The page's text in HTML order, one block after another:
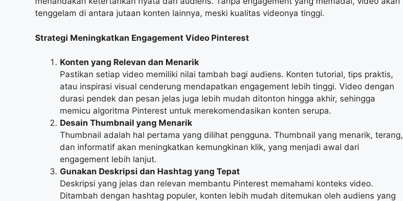
tenggelam di antara jutaan konten lainnya, meski kualitas videonya tinggi.
Strategi Meningkatkan Engagement Video Pinterest
Konten yang Relevan dan Menarik
Pastikan setiap video memiliki nilai tambah bagi audiens. Konten tutorial, tips praktis,
atau inspirasi visual cenderung mendapatkan engagement lebih tinggi. Video dengan
durasi pendek dan pesan jelas juga lebih mudah ditonton hingga akhir, sehingga
memicu algoritma Pinterest untuk merekomendasikan konten serupa.
Desain Thumbnail yang Menarik
Thumbnail adalah hal pertama yang dilihat pengguna. Thumbnail yang menarik, terang,
dan informatif akan meningkatkan kemungkinan klik, yang menjadi awal dari
engagement lebih lanjut.
Gunakan Deskripsi dan Hashtag yang Tepat
Deskripsi yang jelas dan relevan membantu Pinterest memahami konteks video.
Ditambah dengan hashtag populer, konten lebih mudah ditemukan oleh audiens yang